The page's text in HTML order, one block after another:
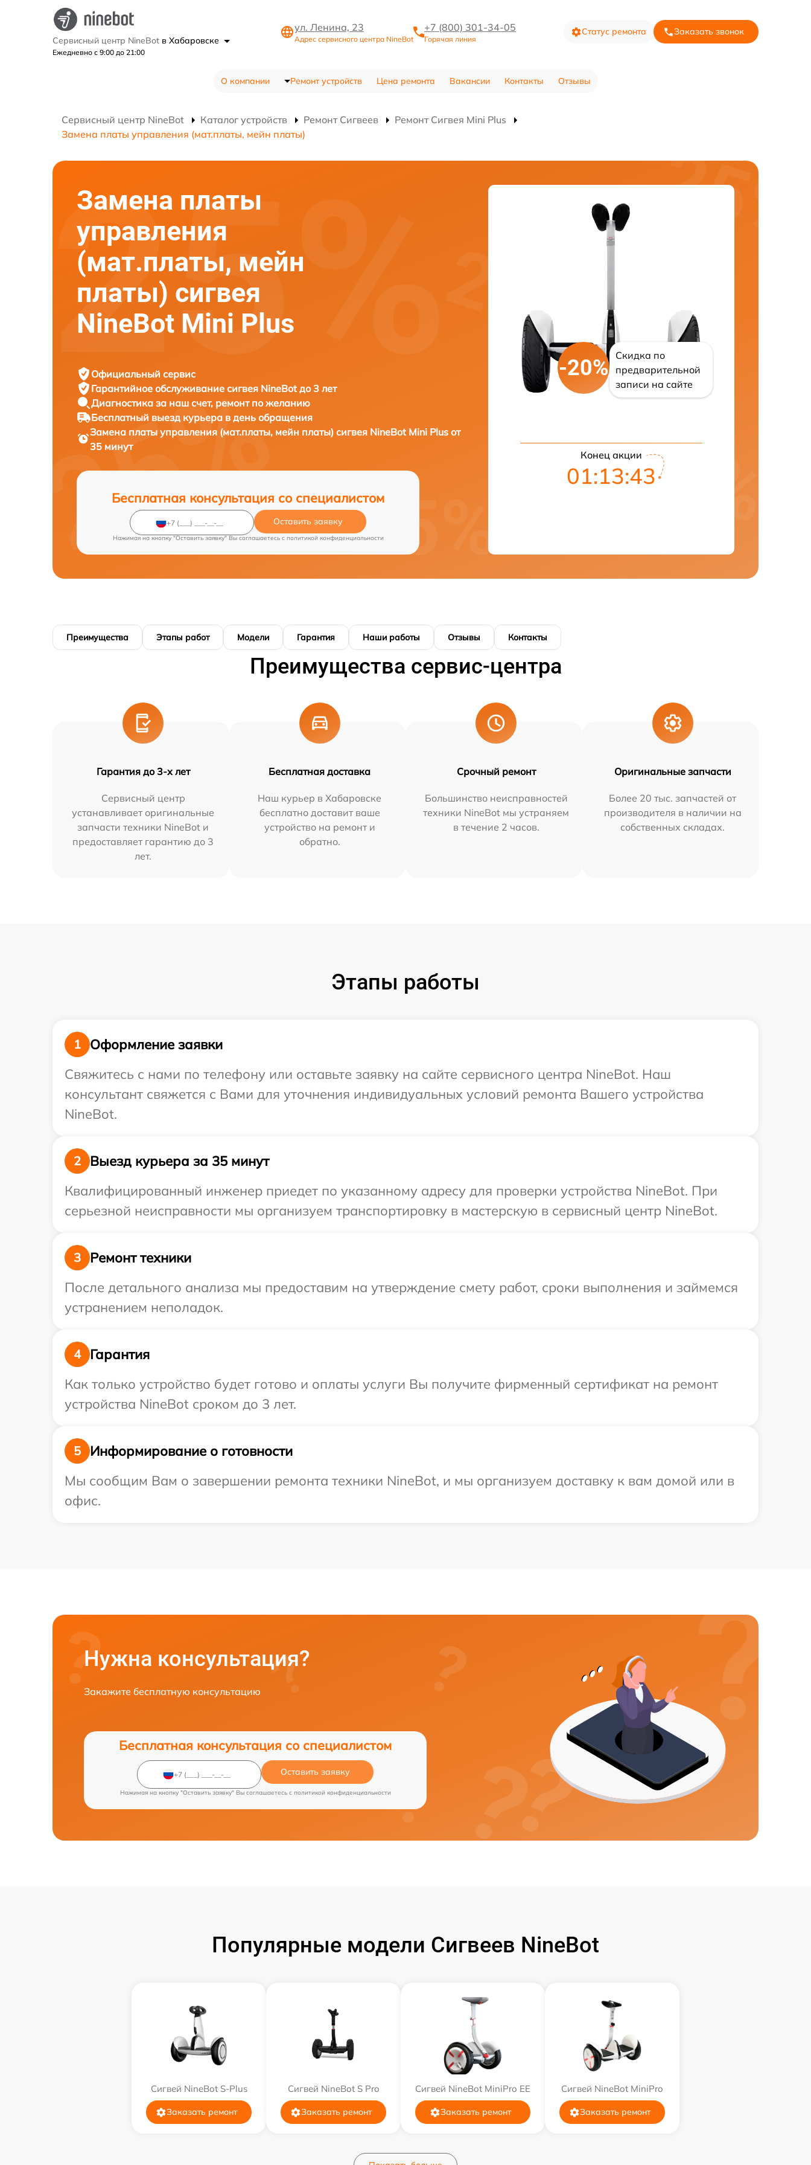
Сервисный центр NineBot в Хабаровске
Ежедневно с 9:00 до 21:00
ул. Ленина, 23
Адрес сервисного центра NineBot
+7 (800) 301-34-05
Горячая линия
Статус ремонта Заказать звонок
О компании Ремонт устройств Цена ремонта Вакансии Контакты Отзывы
Сервисный центр NineBot Каталог устройств Ремонт Сигвеев
Ремонт Сигвея Mini Plus
Замена платы управления (мат.платы, мейн платы)
Замена платы
управления
(мат.платы, мейн
платы) сигвея
NineBot Mini Plus
Официальный сервис
Гарантийное обслуживание сигвея NineBot до 3 лет
Диагностика за наш счет, ремонт по желанию
Бесплатный выезд курьера в день обращения
Замена платы управления (мат.платы, мейн платы) сигвея NineBot Mini Plus от
35 минут
Бесплатная консультация со специалистом
Оставить заявку
Нажимая на кнопку "Оставить заявку" Вы соглашаетесь c политикой конфиденциальности
-20%
Скидка по
предварительной
записи на сайте
Конец акции
01:13:42
Преимущества Этапы работ Модели Гарантия Наши работы Отзывы Контакты
Преимущества сервис-центра
Гарантия до 3-х лет
Сервисный центр
устанавливает оригинальные
запчасти техники NineBot и
предоставляет гарантию до 3
лет.
Бесплатная доставка
Наш курьер в Хабаровске
бесплатно доставит ваше
устройство на ремонт и
обратно.
Срочный ремонт
Большинство неисправностей
техники NineBot мы устраняем
в течение 2 часов.
Оригинальные запчасти
Более 20 тыс. запчастей от
производителя в наличии на
собственных складах.
Этапы работы
1
Оформление заявки
Свяжитесь с нами по телефону или оставьте заявку на сайте сервисного центра NineBot. Наш
консультант свяжется с Вами для уточнения индивидуальных условий ремонта Вашего устройства
NineBot.
2
Выезд курьера за 35 минут
Квалифицированный инженер приедет по указанному адресу для проверки устройства NineBot. При
серьезной неисправности мы организуем транспортировку в мастерскую в сервисный центр NineBot.
3
Ремонт техники
После детального анализа мы предоставим на утверждение смету работ, сроки выполнения и займемся
устранением неполадок.
4
Гарантия
Как только устройство будет готово и оплаты услуги Вы получите фирменный сертификат на ремонт
устройства NineBot сроком до 3 лет.
5
Информирование о готовности
Мы сообщим Вам о завершении ремонта техники NineBot, и мы организуем доставку к вам домой или в
офис.
Нужна консультация?
Закажите бесплатную консультацию
Бесплатная консультация со специалистом
Оставить заявку
Нажимая на кнопку "Оставить заявку" Вы соглашаетесь c политикой конфиденциальности
Популярные модели Сигвеев NineBot
Сигвей NineBot S-Plus
Заказать ремонт
Сигвей NineBot S Pro
Заказать ремонт
Сигвей NineBot MiniPro EE
Заказать ремонт
Сигвей NineBot MiniPro
Заказать ремонт